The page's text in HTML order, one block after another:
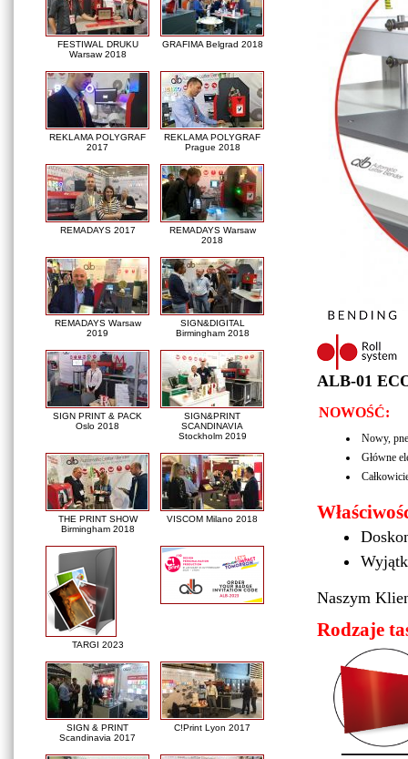
FESTIWAL DRUKU
Warsaw 2018
GRAFIMA Belgrad 2018
REKLAMA POLYGRAF
2017
REKLAMA POLYGRAF
Prague 2018
REMADAYS 2017
REMADAYS Warsaw
2018
REMADAYS Warsaw
2019
SIGN&DIGITAL
Birmingham 2018
SIGN PRINT & PACK
Oslo 2018
SIGN&PRINT
SCANDINAVIA
Stockholm 2019
THE PRINT SHOW
Birmingham 2018
VISCOM Milano 2018
TARGI 2023
SIGN & PRINT
Scandinavia 2017
C!Print Lyon 2017
ALB-01
NOWOŚĆ:
Nowy,
Główne
Naszym
Rodzaje